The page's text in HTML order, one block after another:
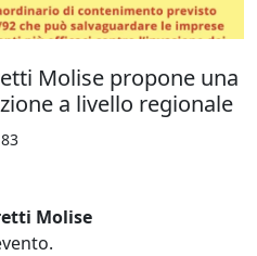
Molise propone una
a livello regionale
Molise